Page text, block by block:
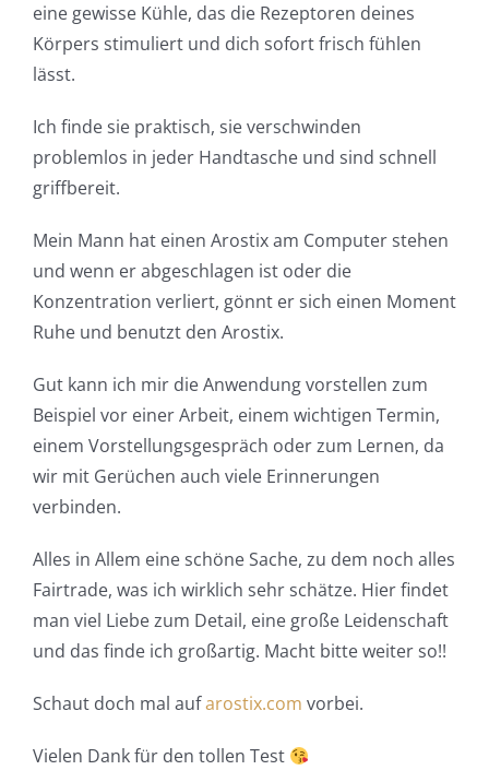
eine gewisse Kühle, das die Rezeptoren deines
Körpers stimuliert und dich sofort frisch fühlen
lässt.
Ich finde sie praktisch, sie verschwinden
problemlos in jeder Handtasche und sind schnell
griffbereit.
Mein Mann hat einen Arostix am Computer stehen
und wenn er abgeschlagen ist oder die
Konzentration verliert, gönnt er sich einen Moment
Ruhe und benutzt den Arostix.
Gut kann ich mir die Anwendung vorstellen zum
Beispiel vor einer Arbeit, einem wichtigen Termin,
einem Vorstellungsgespräch oder zum Lernen, da
wir mit Gerüchen auch viele Erinnerungen
verbinden.
Alles in Allem eine schöne Sache, zu dem noch alles
Fairtrade, was ich wirklich sehr schätze. Hier findet
man viel Liebe zum Detail, eine große Leidenschaft
und das finde ich großartig. Macht bitte weiter so!!
Schaut doch mal aufarostix.com vorbei.
Vielen Dank für den tollen Test